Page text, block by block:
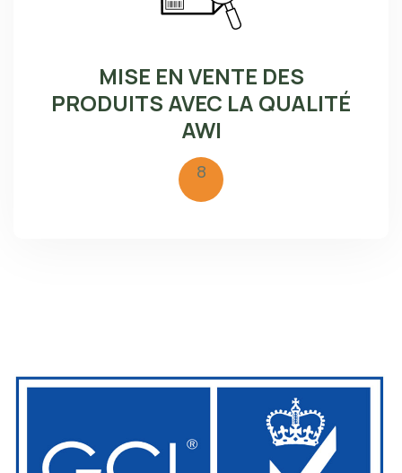
MISE EN VENTE DES
PRODUITS AVEC LA QUALITÉ
AWI
8